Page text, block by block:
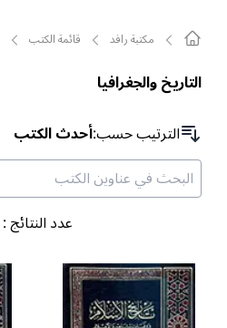
مکتبة رافد قائمة الکتب
التاريخ والجغرافيا
الترتیب حسب:أحدث الكتب
عدد النتائج: